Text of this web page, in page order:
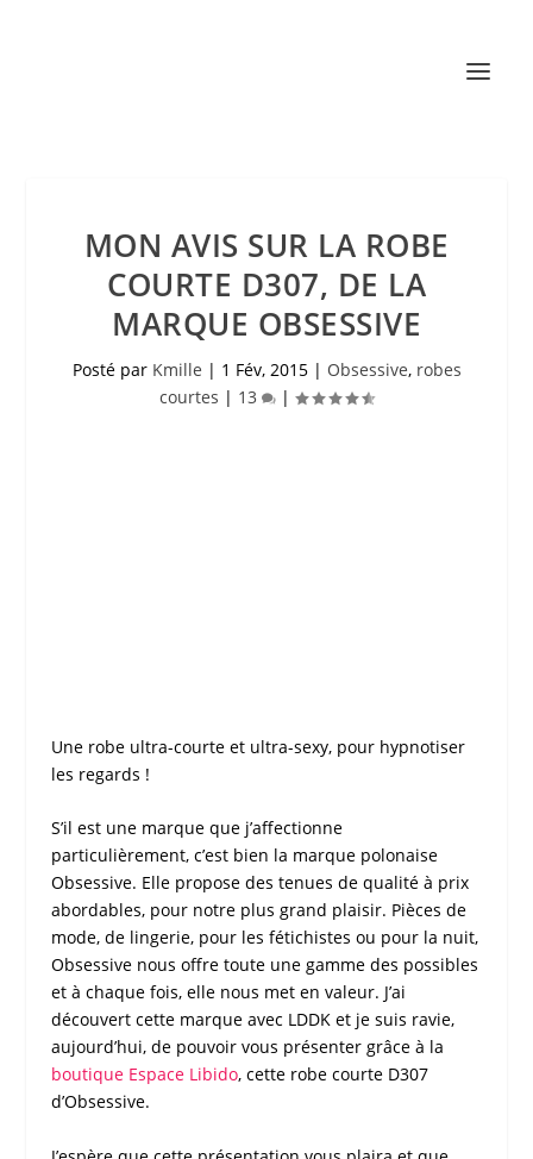
MON AVIS SUR LA ROBE
COURTE D307, DE LA
MARQUE OBSESSIVE
Posté par Kmille | 1 Fév, 2015| Obsessive, robes
courtes | 13 |
Une robe ultra-courteet ultra-sexy, pour hypnotiser
les regards !
S’il est une marque que j’affectionne
particulièrement, c’est bien la marque polonaise
Obsessive. Elle propose des tenues de qualité à prix
abordables, pour notre plus grand plaisir. Pièces de
mode, de lingerie, pour les fétichistes ou pour la nuit,
Obsessivenous offre toute une gamme des possibles
et à chaque fois, elle nous met en valeur. J’ai
découvert cette marque avec LDDKet je suis ravie,
aujourd’hui, de pouvoir vous présenter grâce à la
boutique Espace Libido, cette robe courte D307
d’Obsessive.